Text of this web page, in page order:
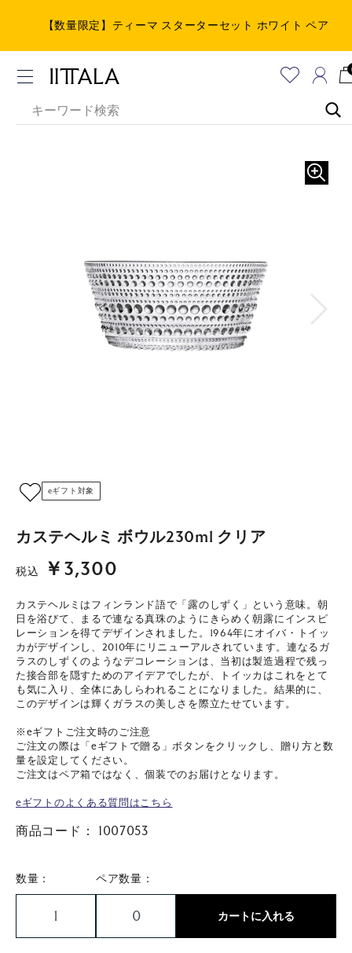
【数量限定】ティーマ スターターセット ホワイト ペア
eギフト対象
カステヘルミ ボウル230ml クリア
税込 ￥3,300
カステヘルミはフィンランド語で「露のしずく」という意味。朝
日を浴びて、まるで連なる真珠のようにきらめく朝露にインスピ
レーションを得てデザインされました。1964年にオイバ・トイッ
カがデザインし、2010年にリニューアルされています。連なるガ
ラスのしずくのようなデコレーションは、当初は製造過程で残っ
た接合部を隠すためのアイデアでしたが、トイッカはこれをとて
も気に入り、全体にあしらわれることになりました。結果的に、
このデザインは輝くガラスの美しさを際立たせています。
※eギフトご注文時のご注意
ご注文の際は「eギフトで贈る」ボタンをクリックし、贈り方と数
量を設定してください。
ご注文はペア箱ではなく、個装でのお届けとなります。
eギフトのよくある質問はこちら
商品コード： 1007053
数量： ペア数量：
カートに入れる